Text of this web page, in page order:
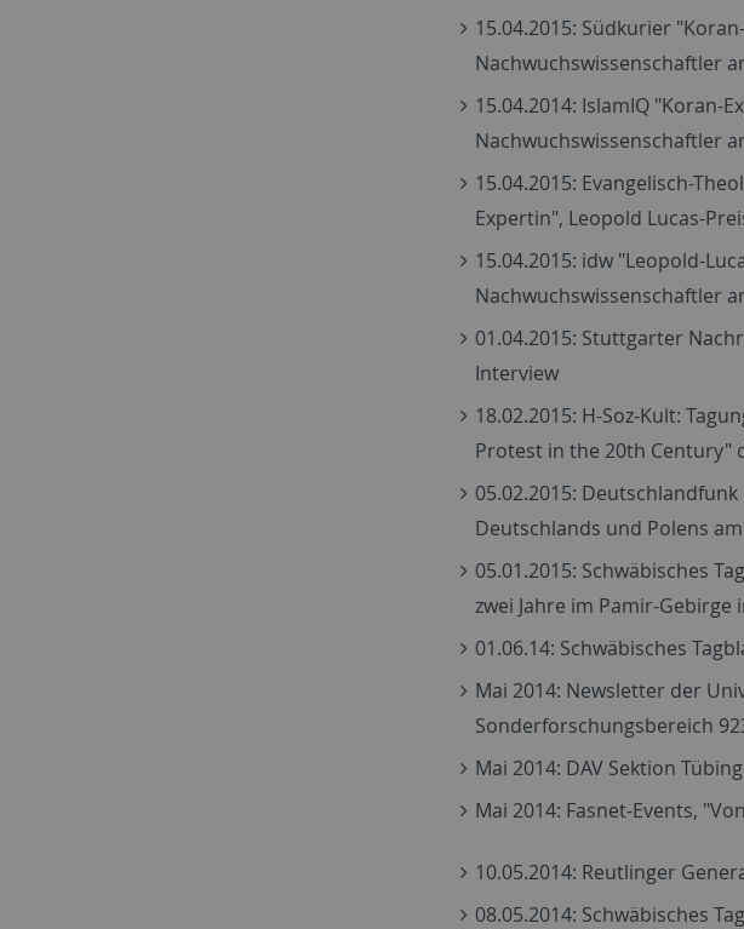
15.04.2015: Südkurier
Nachwuchswissenschaftler
15.04.2014: IslamIQ "Koran-
Nachwuchswissenschaftler
15.04.2015: Evangelisch-
Expertin", Leopold Lucas-
15.04.2015: idw "Leopold-
Nachwuchswissenschaftler
01.04.2015: Stuttgarter
Interview
18.02.2015: H-Soz-Kult:
Protest in the 20th Century"
05.02.2015:
Deutschlands und Polens
05.01.2015: Schwäbisches
zwei Jahre im Pamir-
01.06.14: Schwäbisches
Mai 2014: Newsletter der
Sonderforschungsbereich
Mai 2014: DAV Sektion
Mai 2014: Fasnet-Events,
10.05.2014: Reutlinger
08.05.2014: Schwäbisches